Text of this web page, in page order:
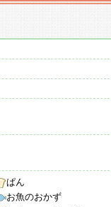
ぱん
お魚のおかず